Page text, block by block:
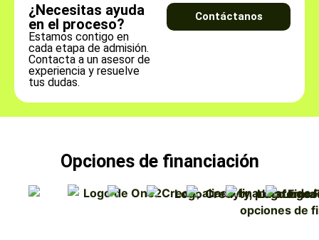
¿Necesitas ayuda
en el proceso?
Estamos contigo en
cada etapa de admisión.
Contacta a un asesor de
experiencia y resuelve
tus dudas.
Contáctanos
Opciones de financiación